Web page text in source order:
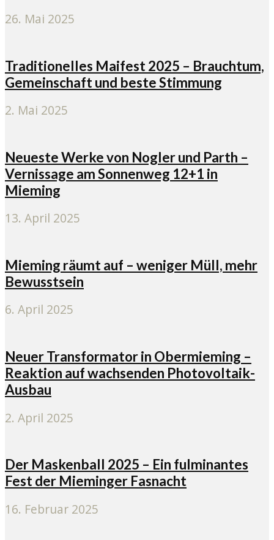
26. Mai 2025
Traditionelles Maifest 2025 – Brauchtum,
Gemeinschaft und beste Stimmung
2. Mai 2025
Neueste Werke von Nogler und Parth –
Vernissage am Sonnenweg 12+1 in
Mieming
13. April 2025
Mieming räumt auf – weniger Müll, mehr
Bewusstsein
6. April 2025
Neuer Transformator in Obermieming –
Reaktion auf wachsenden Photovoltaik-
Ausbau
2. April 2025
Der Maskenball 2025 – Ein fulminantes
Fest der Mieminger Fasnacht
16. Februar 2025